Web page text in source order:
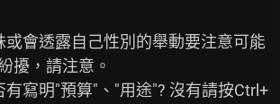
或會透露自己性別的舉動要注意可能
擾，請注意。
寫明"預算"、"用途"? 沒有請按Ctrl+